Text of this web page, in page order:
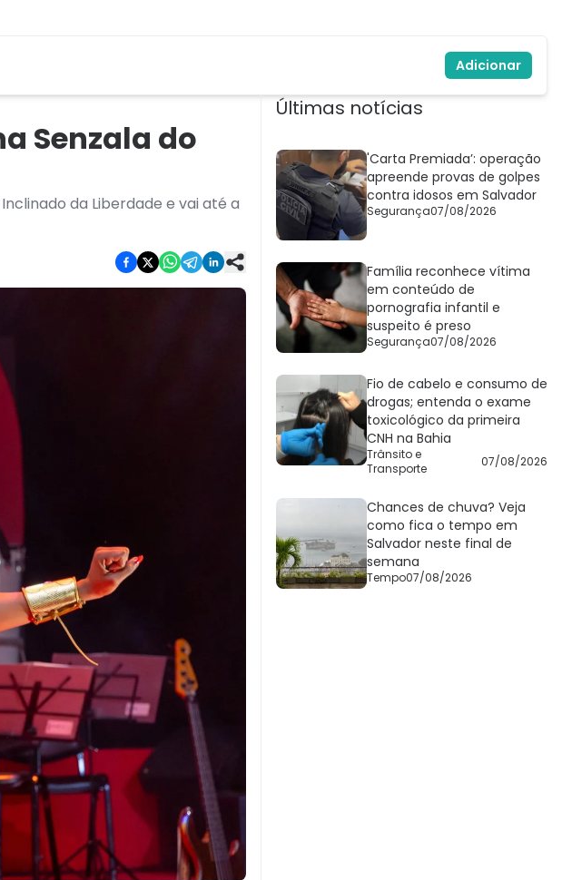
Adicionar
Senzala do
da Liberdade e vai até a
Últimas notícias
'Carta Premiada’: operação
apreende provas de golpes
contra idosos em Salvador
Segurança07/08/2026
Família reconhece vítima
em conteúdo de
pornografia infantil e
suspeito é preso
Segurança07/08/2026
Fio de cabelo e consumo de
drogas; entenda o exame
toxicológico da primeira
CNH na Bahia
Trânsito e
Transporte
07/08/2026
Chances de chuva? Veja
como fica o tempo em
Salvador neste final de
semana
Tempo07/08/2026